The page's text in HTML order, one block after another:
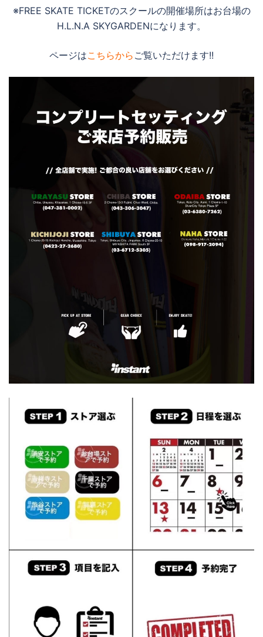
※FREE SKATE TICKETのスクールの開催場所はお台場の
H.L.N.A SKYGARDENになります。
ページはこちらから ご覧いただけます!!